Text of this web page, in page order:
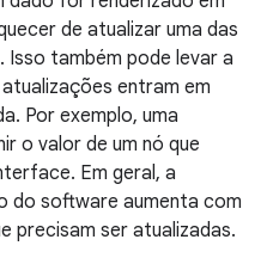
de atualizar uma das
Isso também pode levar a
entram em
Por exemplo, uma
o valor de um nó que
Em geral, a
do software aumenta com
precisam ser atualizadas.